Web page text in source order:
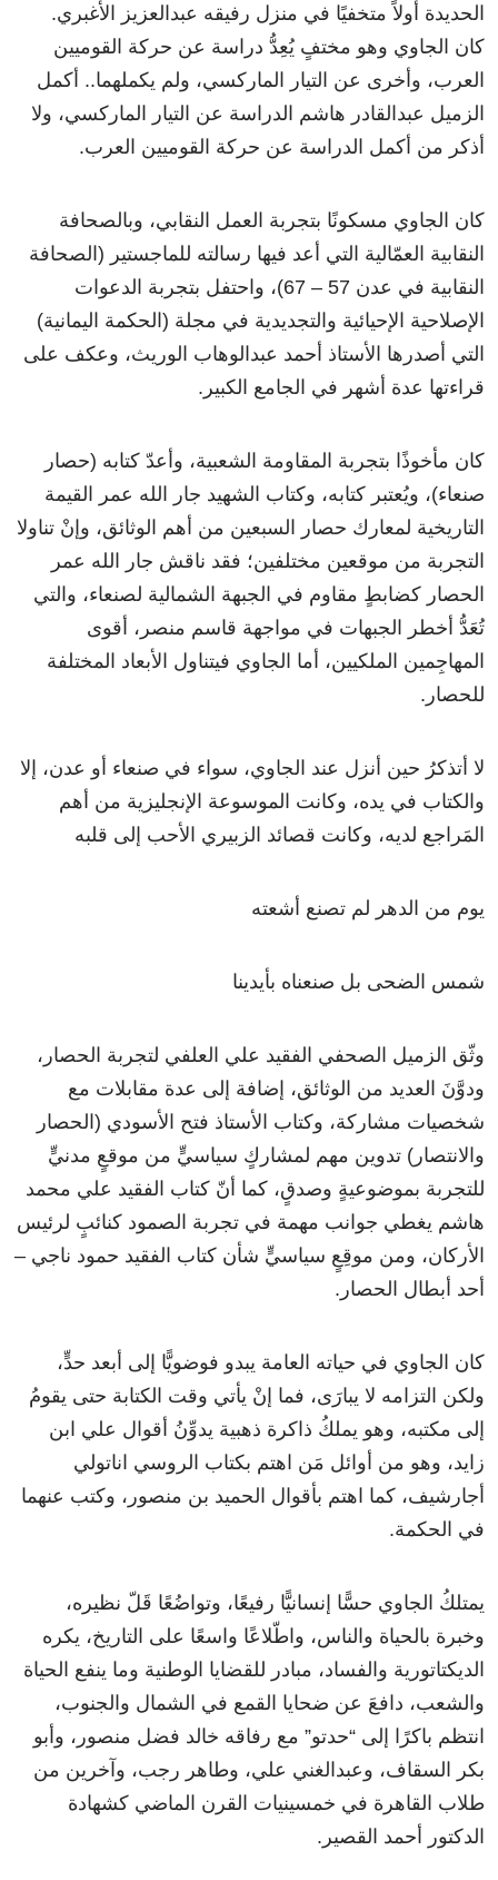
الحديدة أولاً متخفيًا في منزل رفيقه عبدالعزيز الأغبري.
كان الجاوي وهو مختفٍ يُعِدُّ دراسة عن حركة القوميين
العرب، وأخرى عن التيار الماركسي، ولم يكملهما.. أكمل
الزميل عبدالقادر هاشم الدراسة عن التيار الماركسي، ولا
أذكر من أكمل الدراسة عن حركة القوميين العرب.
كان الجاوي مسكونًا بتجربة العمل النقابي، وبالصحافة
النقابية العمّالية التي أعد فيها رسالته للماجستير (الصحافة
النقابية في عدن 57 – 67)، واحتفل بتجربة الدعوات
الإصلاحية الإحيائية والتجديدية في مجلة (الحكمة اليمانية)
التي أصدرها الأستاذ أحمد عبدالوهاب الوريث، وعكف على
قراءتها عدة أشهر في الجامع الكبير.
كان مأخوذًا بتجربة المقاومة الشعبية، وأعدّ كتابه (حصار
صنعاء)، ويُعتبر كتابه، وكتاب الشهيد جار الله عمر القيمة
التاريخية لمعارك حصار السبعين من أهم الوثائق، وإنْ تناولا
التجربة من موقعين مختلفين؛ فقد ناقش جار الله عمر
الحصار كضابطٍ مقاوم في الجبهة الشمالية لصنعاء، والتي
تُعَدُّ أخطر الجبهات في مواجهة قاسم منصر، أقوى
المهاجِمين الملكيين، أما الجاوي فيتناول الأبعاد المختلفة
للحصار.
لا أتذكرُ حين أنزل عند الجاوي، سواء في صنعاء أو عدن، إلا
والكتاب في يده، وكانت الموسوعة الإنجليزية من أهم
المَراجع لديه، وكانت قصائد الزبيري الأحب إلى قلبه
يوم من الدهر لم تصنع أشعته
شمس الضحى بل صنعناه بأيدينا
وثّق الزميل الصحفي الفقيد علي العلفي لتجربة الحصار،
ودوَّنَ العديد من الوثائق، إضافة إلى عدة مقابلات مع
شخصيات مشاركة، وكتاب الأستاذ فتح الأسودي (الحصار
والانتصار) تدوين مهم لمشاركٍ سياسيٍّ من موقعٍ مدنيٍّ
للتجربة بموضوعيةٍ وصدقٍ، كما أنّ كتاب الفقيد علي محمد
هاشم يغطي جوانب مهمة في تجربة الصمود كنائبٍ لرئيس
الأركان، ومن موقِعٍ سياسيٍّ شأن كتاب الفقيد حمود ناجي –
أحد أبطال الحصار.
كان الجاوي في حياته العامة يبدو فوضويًّا إلى أبعد حدٍّ،
ولكن التزامه لا يبارَى، فما إنْ يأتي وقت الكتابة حتى يقومُ
إلى مكتبه، وهو يملكُ ذاكرة ذهبية يدوِّنُ أقوال علي ابن
زايد، وهو من أوائل مَن اهتم بكتاب الروسي اناتولي
أجارشيف، كما اهتم بأقوال الحميد بن منصور، وكتب عنهما
في الحكمة.
يمتلكُ الجاوي حسًّا إنسانيًّا رفيعًا، وتواضُعًا قَلّ نظيره،
وخبرة بالحياة والناس، واطّلاعًا واسعًا على التاريخ، يكره
الديكتاتورية والفساد، مبادر للقضايا الوطنية وما ينفع الحياة
والشعب، دافعَ عن ضحايا القمع في الشمال والجنوب،
انتظم باكرًا إلى “حدتو” مع رفاقه خالد فضل منصور، وأبو
بكر السقاف، وعبدالغني علي، وطاهر رجب، وآخرين من
طلاب القاهرة في خمسينيات القرن الماضي كشهادة
الدكتور أحمد القصير.